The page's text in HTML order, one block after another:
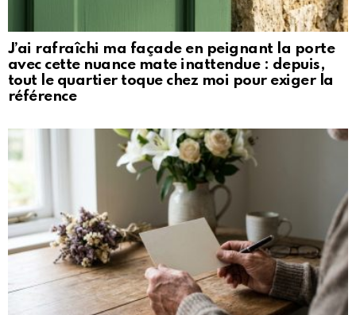
J’ai rafraîchi ma façade en peignant la porte
avec cette nuance mate inattendue : depuis,
tout le quartier toque chez moi pour exiger la
référence